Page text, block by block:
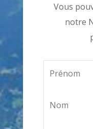
Vous
notre